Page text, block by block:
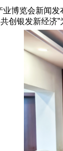
博览会新闻
创银发新经